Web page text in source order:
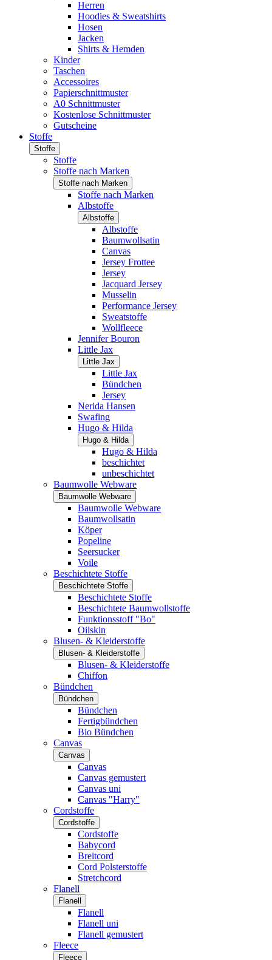
Herren
Hoodies & Sweatshirts
Hosen
Jacken
Shirts & Hemden
Kinder
Taschen
Accessoires
Papierschnittmuster
A0 Schnittmuster
Kostenlose Schnittmuster
Gutscheine
Stoffe
Stoffe
Stoffe
Stoffe nach Marken
Stoffe nach Marken
Stoffe nach Marken
Albstoffe
Albstoffe
Albstoffe
Baumwollsatin
Canvas
Jersey Frottee
Jersey
Jacquard Jersey
Musselin
Performance Jersey
Sweatstoffe
Wollfleece
Jennifer Bouron
Little Jax
Little Jax
Little Jax
Bündchen
Jersey
Nerida Hansen
Swafing
Hugo & Hilda
Hugo & Hilda
Hugo & Hilda
beschichtet
unbeschichtet
Baumwolle Webware
Baumwolle Webware
Baumwolle Webware
Baumwollsatin
Köper
Popeline
Seersucker
Voile
Beschichtete Stoffe
Beschichtete Stoffe
Beschichtete Stoffe
Beschichtete Baumwollstoffe
Funktionsstoff "Bo"
Oilskin
Blusen- & Kleiderstoffe
Blusen- & Kleiderstoffe
Blusen- & Kleiderstoffe
Chiffon
Bündchen
Bündchen
Bündchen
Fertigbündchen
Bio Bündchen
Canvas
Canvas
Canvas
Canvas gemustert
Canvas uni
Canvas "Harry"
Cordstoffe
Cordstoffe
Cordstoffe
Babycord
Breitcord
Cord Polsterstoffe
Stretchcord
Flanell
Flanell
Flanell
Flanell uni
Flanell gemustert
Fleece
Fleece